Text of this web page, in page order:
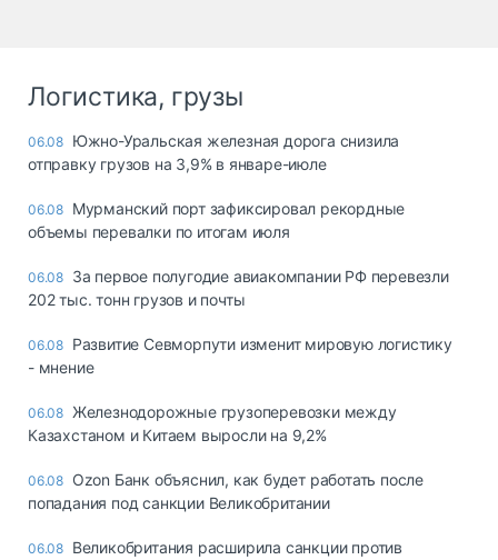
Логистика, грузы
06.08 Южно-Уральская железная дорога снизила
отправку грузов на 3,9% в январе-июле
06.08 Мурманский порт зафиксировал рекордные
объемы перевалки по итогам июля
06.08 За первое полугодие авиакомпании РФ перевезли
202 тыс. тонн грузов и почты
06.08 Развитие Севморпути изменит мировую логистику
- мнение
06.08 Железнодорожные грузоперевозки между
Казахстаном и Китаем выросли на 9,2%
06.08 Ozon Банк объяснил, как будет работать после
попадания под санкции Великобритании
06.08 Великобритания расширила санкции против